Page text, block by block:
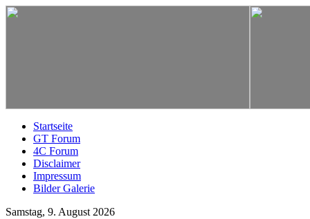
Startseite
GT Forum
4C Forum
Disclaimer
Impressum
Bilder Galerie
Samstag, 9. August 2026